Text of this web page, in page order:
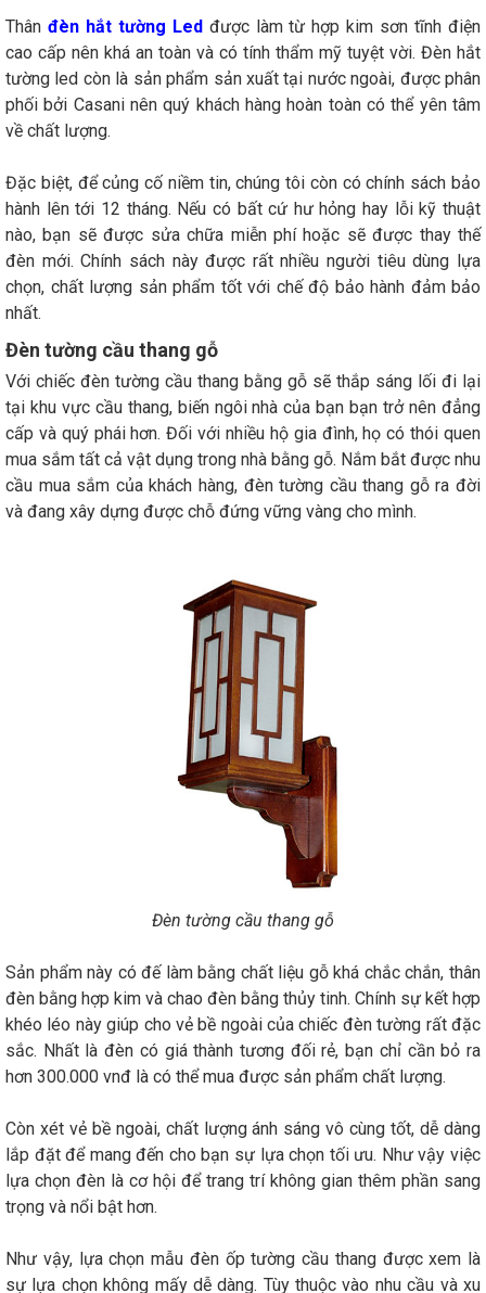
Thân đèn hắt tường Ledđược làm từ hợp kim sơn tĩnh điện
cao cấp nên khá an toàn và có tính thẩm mỹ tuyệt vời. Đèn hắt
tường led còn là sản phẩm sản xuất tại nước ngoài, được phân
phối bởi Casani nên quý khách hàng hoàn toàn có thể yên tâm
về chất lượng.
Đặc biệt, để củng cố niềm tin, chúng tôi còn có chính sách bảo
hành lên tới 12 tháng. Nếu có bất cứ hư hỏng hay lỗi kỹ thuật
nào, bạn sẽ được sửa chữa miễn phí hoặc sẽ được thay thế
đèn mới. Chính sách này được rất nhiều người tiêu dùng lựa
chọn, chất lượng sản phẩm tốt với chế độ bảo hành đảm bảo
nhất.
Đèn tường cầu thang gỗ
Với chiếc đèn tường cầu thang bằng gỗ sẽ thắp sáng lối đi lại
tại khu vực cầu thang, biến ngôi nhà của bạn bạn trở nên đẳng
cấp và quý phái hơn. Đối với nhiều hộ gia đình, họ có thói quen
mua sắm tất cả vật dụng trong nhà bằng gỗ. Nắm bắt được nhu
cầu mua sắm của khách hàng, đèn tường cầu thang gỗ ra đời
và đang xây dựng được chỗ đứng vững vàng cho mình.
Đèn tường cầu thang gỗ
Sản phẩm này có đế làm bằng chất liệu gỗ khá chắc chắn, thân
đèn bằng hợp kim và chao đèn bằng thủy tinh. Chính sự kết hợp
khéo léo này giúp cho vẻ bề ngoài của chiếc đèn tường rất đặc
sắc. Nhất là đèn có giá thành tương đối rẻ, bạn chỉ cần bỏ ra
hơn 300.000 vnđ là có thể mua được sản phẩm chất lượng.
Còn xét vẻ bề ngoài, chất lượng ánh sáng vô cùng tốt, dễ dàng
lắp đặt để mang đến cho bạn sự lựa chọn tối ưu. Như vậy việc
lựa chọn đèn là cơ hội để trang trí không gian thêm phần sang
trọng và nổi bật hơn.
Như vậy, lựa chọn mẫu đèn ốp tường cầu thang được xem là
sự lựa chọn không mấy dễ dàng. Tùy thuộc vào nhu cầu và xu